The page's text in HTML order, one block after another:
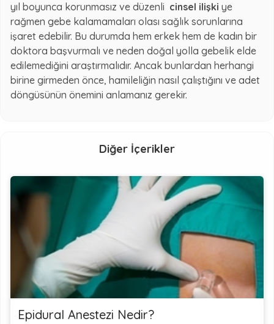
yıl boyunca korunmasız ve düzenli cinsel ilişki ye
rağmen gebe kalamamaları olası sağlık sorunlarına
işaret edebilir. Bu durumda hem erkek hem de kadın bir
doktora başvurmalı ve neden doğal yolla gebelik elde
edilemediğini araştırmalıdır. Ancak bunlardan herhangi
birine girmeden önce, hamileliğin nasıl çalıştığını ve adet
döngüsünün önemini anlamanız gerekir.
Diğer İçerikler
Epidural Anestezi Nedir?